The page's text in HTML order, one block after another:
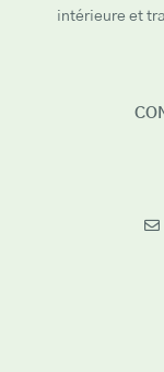
intérieure et